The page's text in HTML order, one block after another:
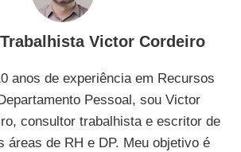
Victor Cordeiro
anos de experiência em Recursos
Pessoal, sou Victor
consultor trabalhista e escritor de
áreas de RH e DP. Meu objetivo é